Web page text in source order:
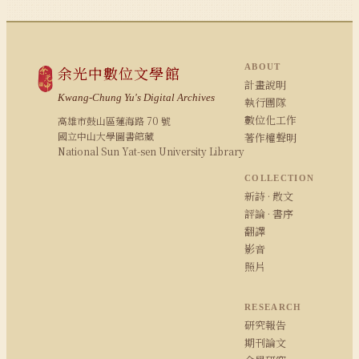
余光中數位文學館
Kwang-Chung Yu's Digital Archives
高雄市鼓山區蓮海路 70 號
國立中山大學圖書館藏
National Sun Yat-sen University Library
ABOUT
計畫說明
執行團隊
數位化工作
著作權聲明
COLLECTION
新詩 · 散文
評論 · 書序
翻譯
影音
照片
RESEARCH
研究報告
期刊論文